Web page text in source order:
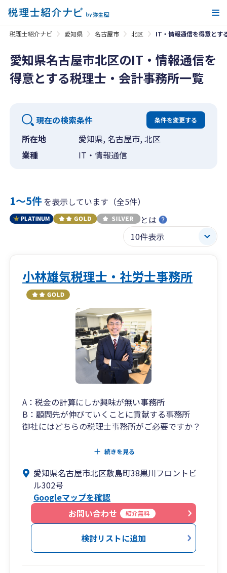
税理士紹介ナビ 愛知県 名古屋市 北区 IT・情報通信を得意とす
愛知県名古屋市北区のIT・情報通信を
得意とする税理士・会計事務所一覧
現在の検索条件 条件を変更する
所在地
愛知県, 名古屋市, 北区
業種
IT・情報通信
1〜5件を表示しています（全5件）
とは
小林雄気税理士・社労士事務所
A：税金の計算にしか興味が無い事務所
B：顧問先が伸びていくことに貢献する事務所
御社にはどちらの税理士事務所がご必要ですか？
「遅い」を解消。「早さ」を実現します
②資料の不足はスマホで写真を撮って送るだけで
簡単解決
③融資・給付金情報はチャットの一斉送信で素早
④ITを駆使して自動化を進め、会計帳簿をスピー
⑤試算表はPDFで送信。翌月の訪問時まで待たせ
続きを見る
愛知県名古屋市北区敷島町38黒川フロントビ
ル302号
Googleマップを確認
お問い合わせ
紹介無料
検討リストに追加